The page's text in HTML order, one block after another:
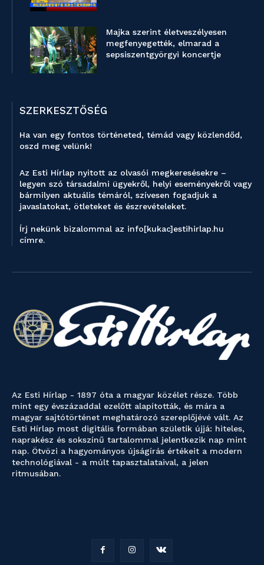
Majka szerint életveszélyesen
megfenyegették, elmarad a
sepsiszentgyörgyi koncertje
SZERKESZTŐSÉG
Ha van egy fontos történeted, témád vagy közlendőd,
oszd meg velünk!
Az Esti Hírlap nyitott az olvasói megkeresésekre –
legyen szó társadalmi ügyekről, helyi eseményekről vagy
bármilyen aktuális témáról, szívesen fogadjuk a
javaslatokat, ötleteket és észrevételeket.
Írj nekünk bizalommal az info[kukac]estihirlap.hu
címre.
Az Esti Hírlap - 1897 óta a magyar közélet része. Több
mint egy évszázaddal ezelőtt alapították, és mára a
magyar sajtótörténet meghatározó szereplőjévé vált. Az
Esti Hírlap most digitális formában születik újjá: hiteles,
naprakész és sokszínű tartalommal jelentkezik nap mint
nap. Ötvözi a hagyományos újságírás értékeit a modern
technológiával - a múlt tapasztalataival, a jelen
ritmusában.